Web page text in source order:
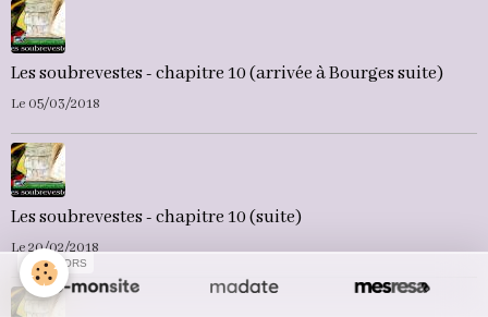
Les soubrevestes - chapitre 10 (arrivée à Bourges suite)
Le 05/03/2018
Les soubrevestes - chapitre 10 (suite)
Le 20/02/2018
SPONSORS